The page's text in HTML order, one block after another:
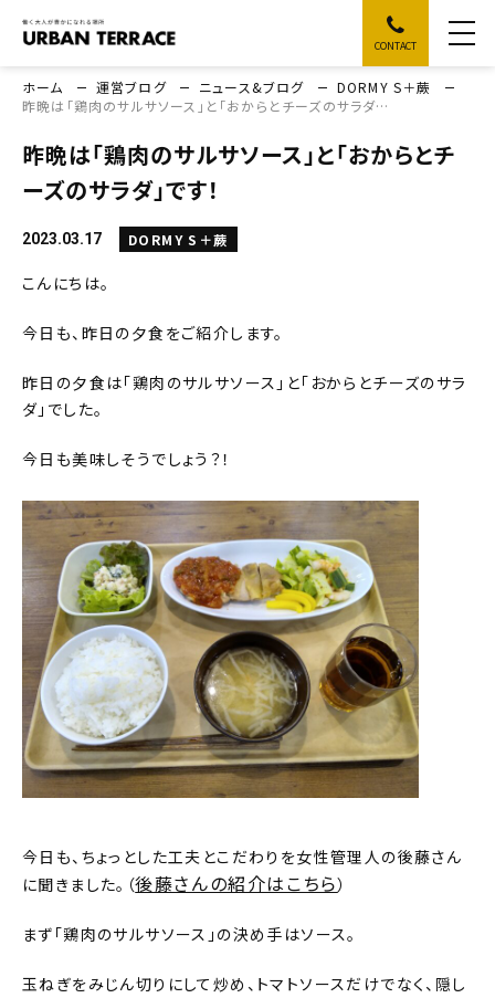
CONTACT
ホーム 運営ブログ ニュース&ブログ
DORMY S＋蕨
昨晩は「鶏肉のサルサソース」と「おからとチーズのサラダ…
昨晩は「鶏肉のサルサソース」と「おからとチ
ーズのサラダ」です！
2023.03.17 DORMY S＋蕨
こんにちは。
今日も、昨日の夕食をご紹介します。
昨日の夕食は「鶏肉のサルサソース」と「おからとチーズのサラ
ダ」でした。
今日も美味しそうでしょう？！
今日も、ちょっとした工夫とこだわりを女性管理人の後藤さん
に聞きました。（後藤さんの紹介はこちら）
まず「鶏肉のサルサソース」の決め手はソース。
玉ねぎをみじん切りにして炒め、トマトソースだけでなく、隠し